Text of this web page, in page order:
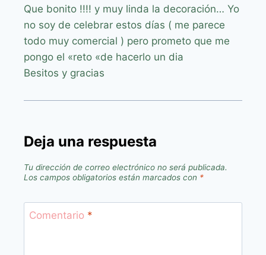
Que bonito !!!! y muy linda la decoración… Yo
no soy de celebrar estos días ( me parece
todo muy comercial ) pero prometo que me
pongo el «reto «de hacerlo un dia
Besitos y gracias
Deja una respuesta
Tu dirección de correo electrónico no será publicada.
Los campos obligatorios están marcados con *
Comentario *